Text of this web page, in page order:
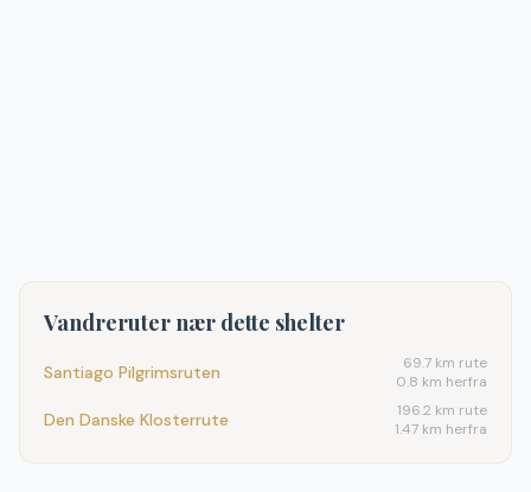
Vandreruter nær dette shelter
Santiago Pilgrimsruten 69.7 km rute
0.8 km herfra
Den Danske Klosterrute 196.2 km rute
1.47 km herfra